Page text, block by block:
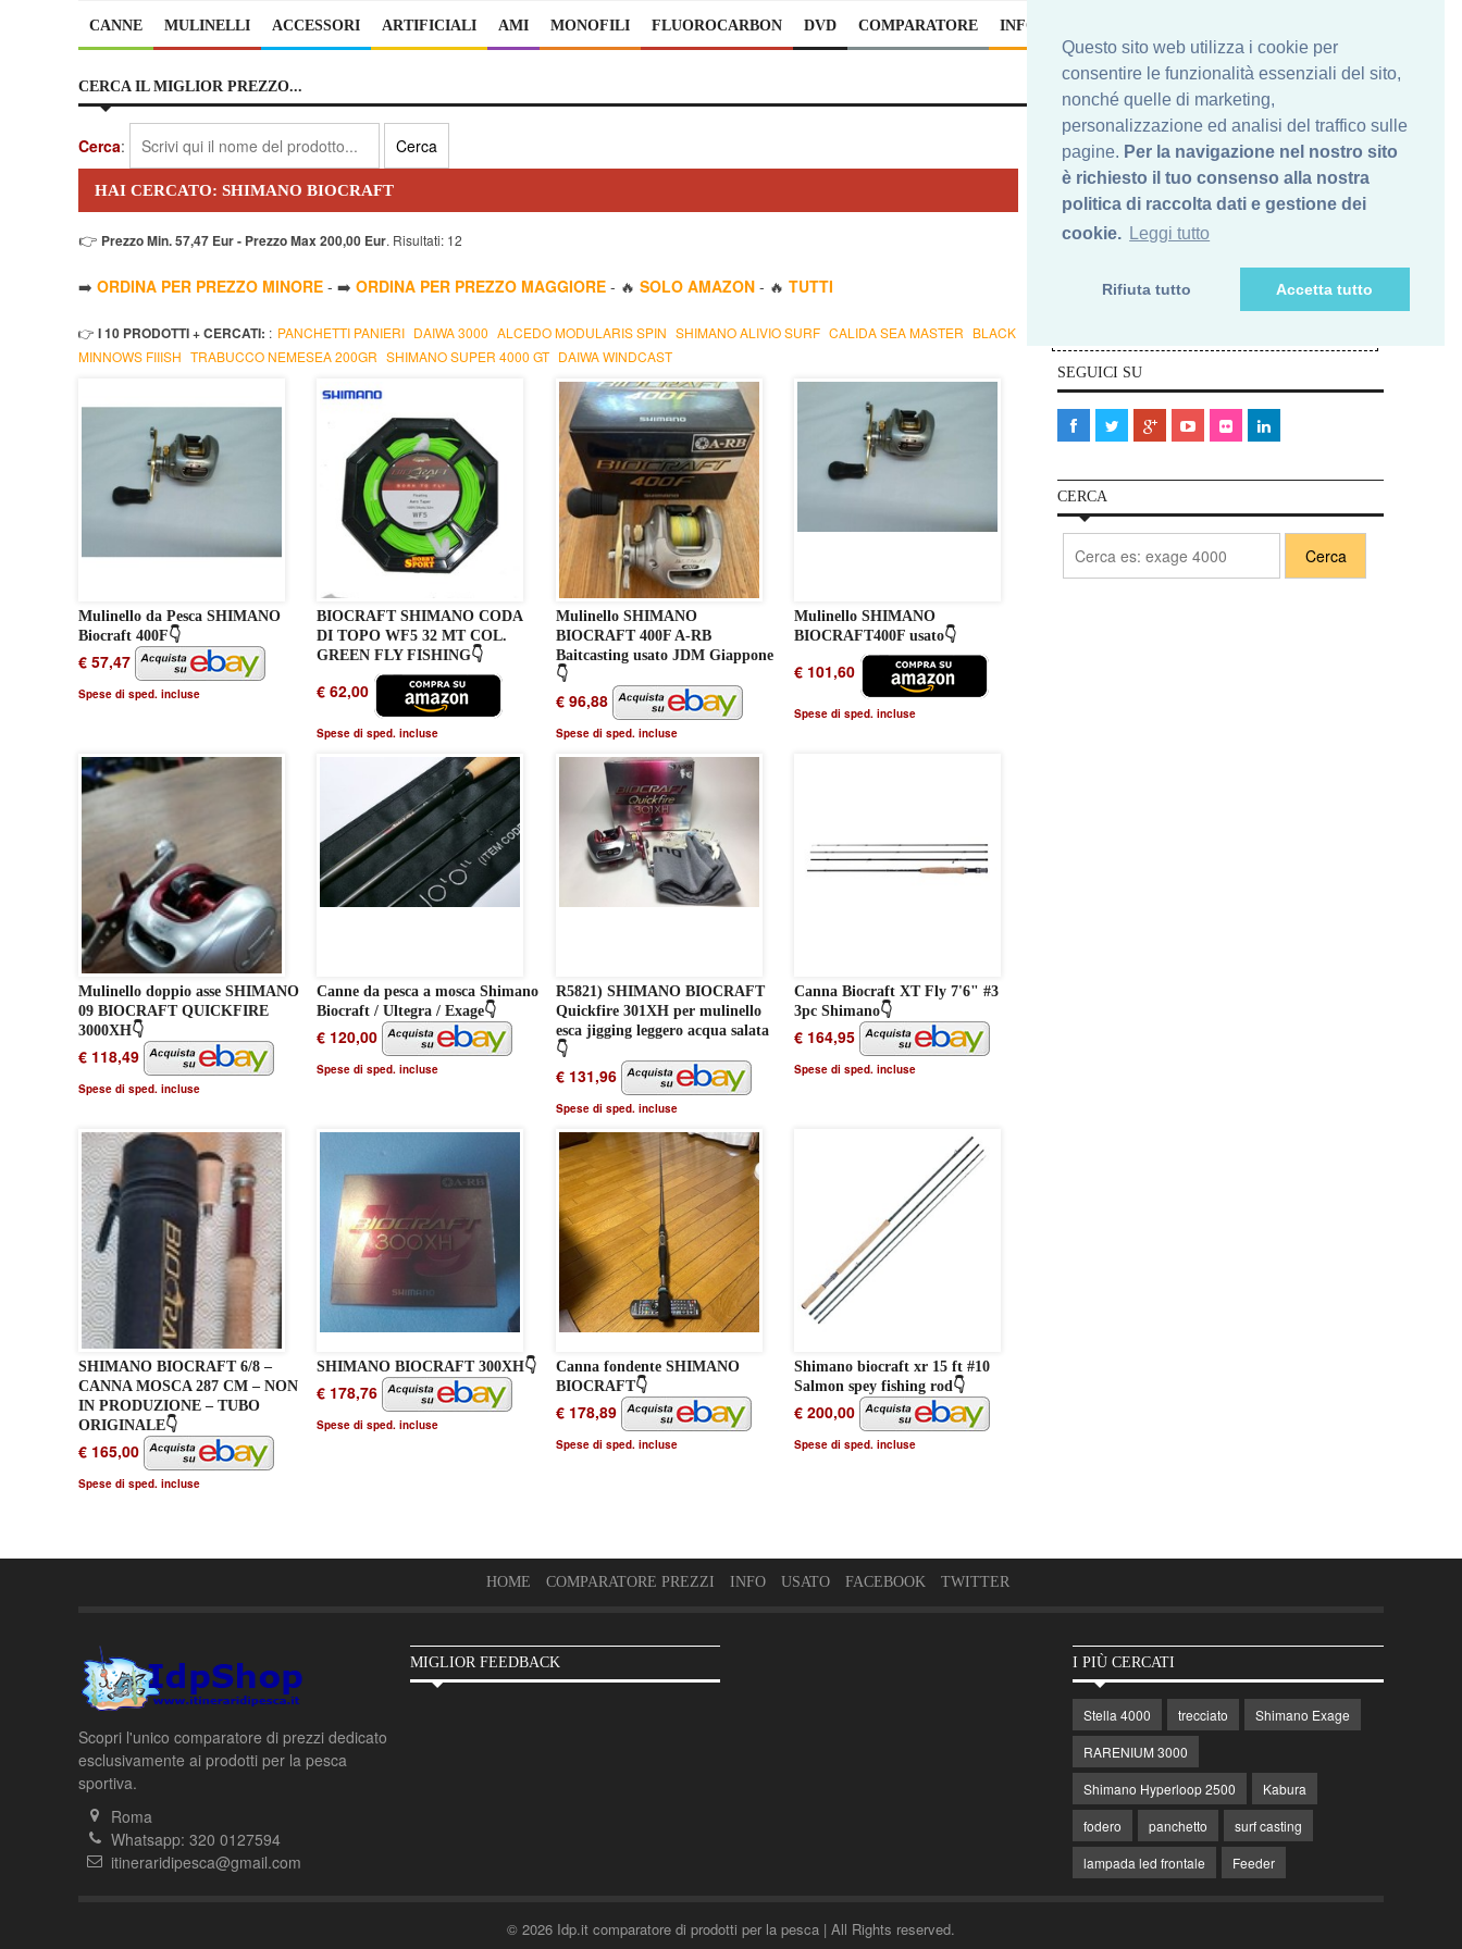
Questo sito web utilizza i cookie per
consentire le funzionalità essenziali del sito,
nonché quelle di marketing,
personalizzazione ed analisi del traffico sulle
pagine. Per la navigazione nel nostro sito
è richiesto il tuo consenso alla nostra
politica di raccolta dati e gestione dei
cookie. Leggi tutto
Rifiuta tutto Accetta tutto
CANNE MULINELLI ACCESSORI ARTIFICIALI AMI MONOFILI FLUOROCARBON DVD COMPARATORE INFO
CERCA IL MIGLIOR PREZZO...
Cerca:
HAI CERCATO: SHIMANO BIOCRAFT
👉 Prezzo Min. 57,47 Eur - Prezzo Max 200,00 Eur. Risultati: 12
➡️ ORDINA PER PREZZO MINORE - ➡️ ORDINA PER PREZZO MAGGIORE - 🔥 SOLO AMAZON - 🔥 TUTTI
👉 I 10 PRODOTTI + CERCATI: : PANCHETTI PANIERI DAIWA 3000 ALCEDO MODULARIS SPIN SHIMANO ALIVIO SURF CALIDA SEA MASTER BLACK
MINNOWS FIIISH TRABUCCO NEMESEA 200GR SHIMANO SUPER 4000 GT DAIWA WINDCAST
Mulinello da Pesca SHIMANO
Biocraft 400F👇
€ 57,47
Spese di sped. incluse
BIOCRAFT SHIMANO CODA
DI TOPO WF5 32 MT COL.
GREEN FLY FISHING👇
€ 62,00
Spese di sped. incluse
Mulinello SHIMANO
BIOCRAFT 400F A-RB
Baitcasting usato JDM Giappone
👇
€ 96,88
Spese di sped. incluse
Mulinello SHIMANO
BIOCRAFT400F usato👇
€ 101,60
Spese di sped. incluse
Mulinello doppio asse SHIMANO
09 BIOCRAFT QUICKFIRE
3000XH👇
€ 118,49
Spese di sped. incluse
Canne da pesca a mosca Shimano
Biocraft / Ultegra / Exage👇
€ 120,00
Spese di sped. incluse
R5821) SHIMANO BIOCRAFT
Quickfire 301XH per mulinello
esca jigging leggero acqua salata
👇
€ 131,96
Spese di sped. incluse
Canna Biocraft XT Fly 7'6" #3
3pc Shimano👇
€ 164,95
Spese di sped. incluse
SHIMANO BIOCRAFT 6/8 –
CANNA MOSCA 287 CM – NON
IN PRODUZIONE – TUBO
ORIGINALE👇
€ 165,00
Spese di sped. incluse
SHIMANO BIOCRAFT 300XH👇
€ 178,76
Spese di sped. incluse
Canna fondente SHIMANO
BIOCRAFT👇
€ 178,89
Spese di sped. incluse
Shimano biocraft xr 15 ft #10
Salmon spey fishing rod👇
€ 200,00
Spese di sped. incluse
Iscriviti alla nostra newsletter
cancellare da questa newsletters. In nessun caso la Tua e-
Ti vuoi cancellare? Elimina
SEGUICI SU
CERCA
HOME COMPARATORE PREZZI INFO USATO FACEBOOK TWITTER
Scopri l'unico comparatore di prezzi dedicato
esclusivamente ai prodotti per la pesca
sportiva.
Roma
Whatsapp: 320 0127594
itineraridipesca@gmail.com
MIGLIOR FEEDBACK I PIÙ CERCATI
Stella 4000 trecciato
Shimano Exage
RARENIUM 3000
Shimano Hyperloop 2500
Kabura
fodero
panchetto
surf casting
lampada led frontale
Feeder
© 2026 Idp.it comparatore di prodotti per la pesca | All Rights reserved.